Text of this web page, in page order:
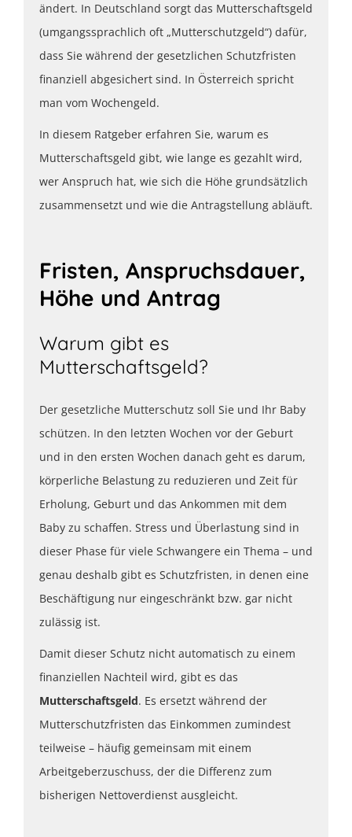
ändert. In Deutschland sorgt das Mutterschaftsgeld
(umgangssprachlich oft „Mutterschutzgeld“) dafür,
dass Sie während der gesetzlichen Schutzfristen
finanziell abgesichert sind. In Österreich spricht
man vom Wochengeld.
In diesem Ratgeber erfahren Sie, warum es
Mutterschaftsgeld gibt, wie lange es gezahlt wird,
wer Anspruch hat, wie sich die Höhe grundsätzlich
zusammensetzt und wie die Antragstellung abläuft.
Fristen, Anspruchsdauer,
Höhe und Antrag
Warum gibt es
Mutterschaftsgeld?
Der gesetzliche Mutterschutz soll Sie und Ihr Baby
schützen. In den letzten Wochen vor der Geburt
und in den ersten Wochen danach geht es darum,
körperliche Belastung zu reduzieren und Zeit für
Erholung, Geburt und das Ankommen mit dem
Baby zu schaffen. Stress und Überlastung sind in
dieser Phase für viele Schwangere ein Thema – und
genau deshalb gibt es Schutzfristen, in denen eine
Beschäftigung nur eingeschränkt bzw. gar nicht
zulässig ist.
Damit dieser Schutz nicht automatisch zu einem
finanziellen Nachteil wird, gibt es das
Mutterschaftsgeld. Es ersetzt während der
Mutterschutzfristen das Einkommen zumindest
teilweise – häufig gemeinsam mit einem
Arbeitgeberzuschuss, der die Differenz zum
bisherigen Nettoverdienst ausgleicht.